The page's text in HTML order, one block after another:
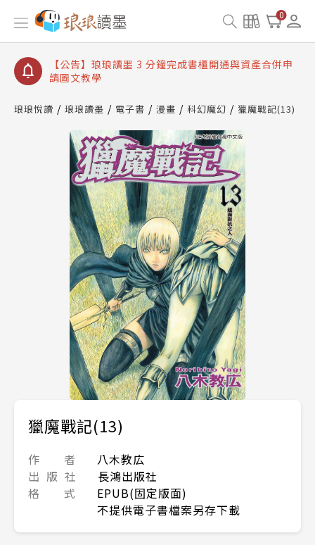
0
【公告】琅琅讀墨數位閱讀資產合併與書櫃開通申請
【公告】琅琅讀墨書櫃開通常見問題
【公告】琅琅讀墨 3 分鐘完成書櫃開通與資產合併申
請圖文教學
查詢
【公告】琅琅讀墨數位閱讀資產合併與書櫃開通申請
琅琅悅讀 琅琅讀墨 電子書 漫畫 科幻魔幻 獵魔戰記(13)
獵魔戰記(13)
作 者
八木教広
出 版 社
長鴻出版社
格 式
EPUB(固定版面)
不提供電子書檔案另存下載